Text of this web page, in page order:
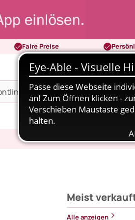
Faire Preise
0
Meist
Alle anzeigen